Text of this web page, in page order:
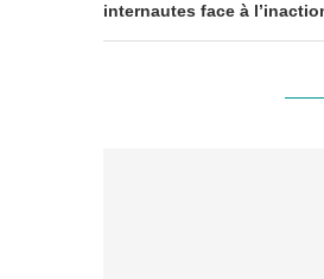
internautes face à